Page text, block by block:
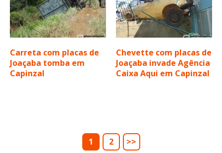
Carreta com placas de
Joaçaba tomba em
Capinzal
Chevette com placas de
Joaçaba invade Agência
Caixa Aqui em Capinzal
1 2 >>